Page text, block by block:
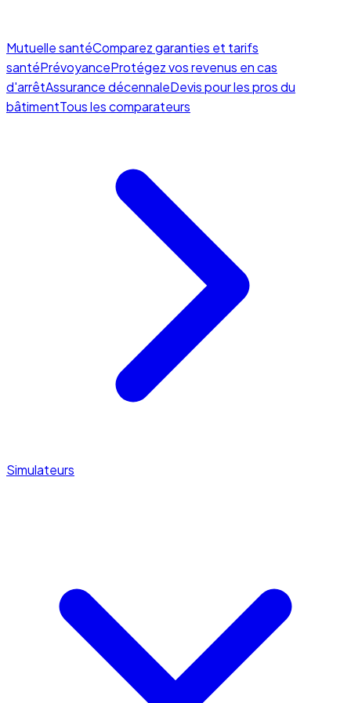
Mutuelle santéComparez garanties et tarifs
santéPrévoyanceProtégez vos revenus en cas
d'arrêtAssurance décennaleDevis pour les pros du
bâtimentTous les comparateurs
Simulateurs